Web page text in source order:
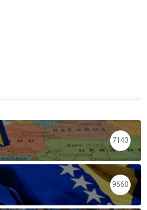
7143
9660